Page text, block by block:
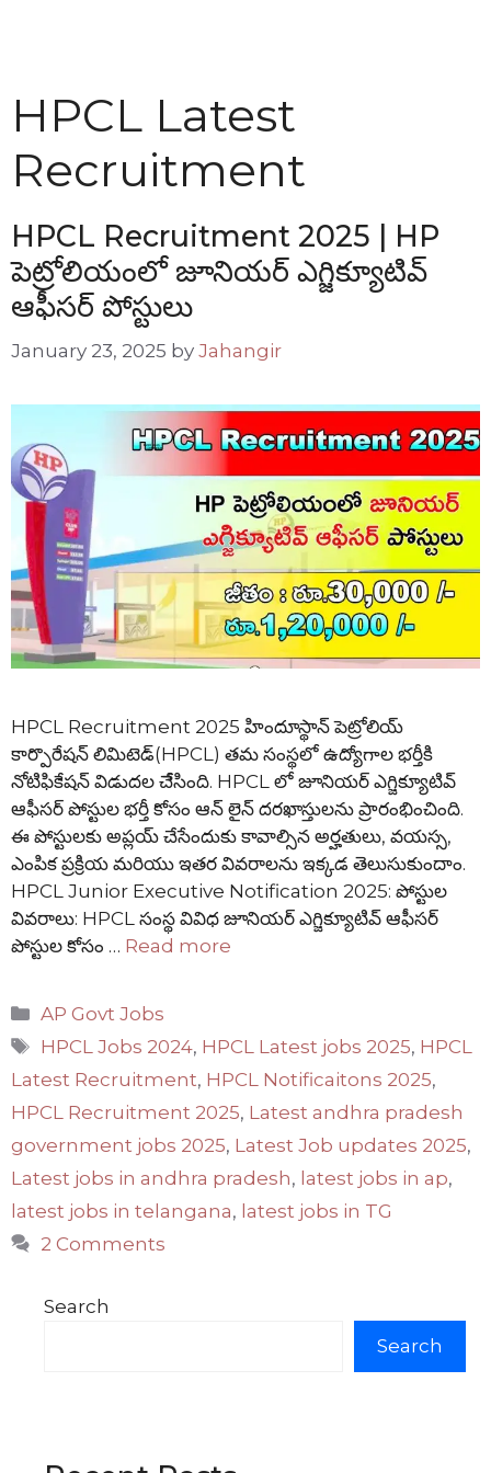
HPCL Latest
Recruitment
HPCL Recruitment 2025 | HP
పెట్రోలియంలో జూనియర్ ఎగ్జిక్యూటివ్
ఆఫీసర్ పోస్టులు
January 23, 2025 by Jahangir
HPCL Recruitment 2025 హిందూస్థాన్ పెట్రోలియ్
కార్పొరేషన్ లిమిటెడ్(HPCL) తమ సంస్థలో ఉద్యోగాల భర్తీకి
నోటిఫికేషన్ విడుదల చేేసింది. HPCL లో జూనియర్ ఎగ్జిక్యూటివ్
ఆఫీసర్ పోస్టుల భర్తీ కోసం ఆన్ లైన్ దరఖాస్తులను ప్రారంభించింది.
ఈ పోస్టులకు అప్లయ్ చేసేందుకు కావాల్సిన అర్హతులు, వయస్స,
ఎంపిక ప్రక్రియ మరియు ఇతర వివరాలను ఇక్కడ తెలుసుకుందాం.
HPCL Junior Executive Notification 2025: పోస్టుల
వివరాలు: HPCL సంస్థ వివిధ జూనియర్ ఎగ్జిక్యూటివ్ ఆఫీసర్
పోస్టుల కోసం … Read more
Categories
AP Govt Jobs
Tags
HPCL Jobs 2024, HPCL Latest jobs 2025, HPCL
Latest Recruitment, HPCL Notificaitons 2025,
HPCL Recruitment 2025, Latest andhra pradesh
government jobs 2025, Latest Job updates 2025,
Latest jobs in andhra pradesh, latest jobs in ap,
latest jobs in telangana, latest jobs in TG
2 Comments
Search
Search